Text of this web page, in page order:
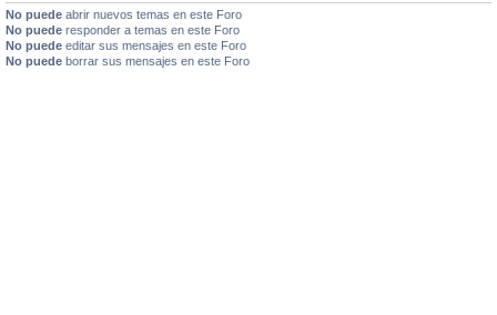
No puede abrir nuevos temas en este Foro
No puede responder a temas en este Foro
No puede editar sus mensajes en este Foro
No puede borrar sus mensajes en este Foro